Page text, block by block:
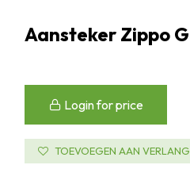
Aansteker Zippo
Login for price
TOEVOEGEN AAN